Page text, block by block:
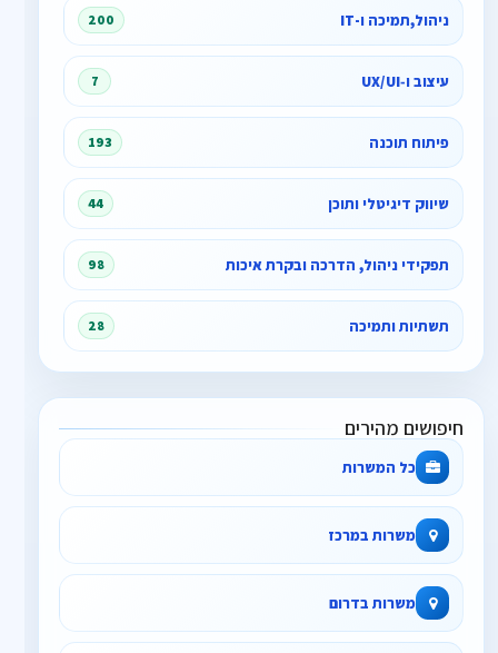
ניהול,תמיכה ו-IT 200
עיצוב ו‑UX/UI 7
פיתוח תוכנה 193
שיווק דיגיטלי ותוכן 44
תפקידי ניהול, הדרכה ובקרת איכות 98
תשתיות ותמיכה 28
חיפושים מהירים
כל המשרות
משרות במרכז
משרות בדרום